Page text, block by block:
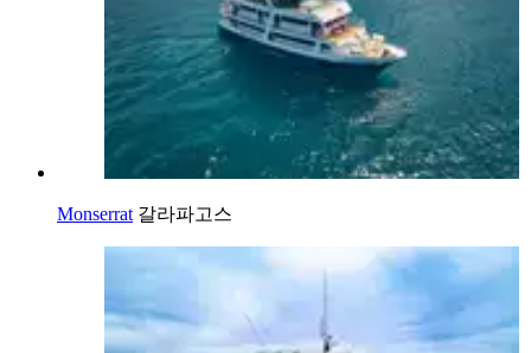
Monserrat 갈라파고스